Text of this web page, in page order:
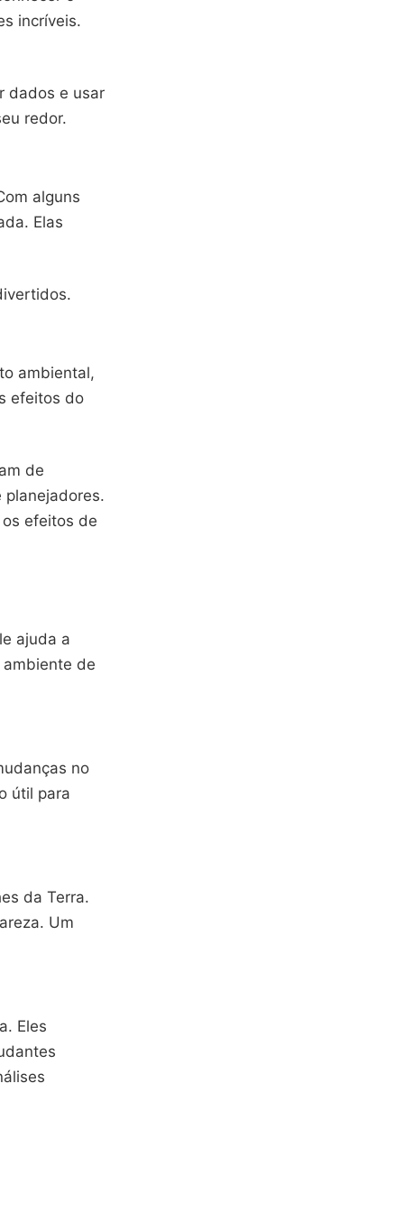
incríveis.
dados e usar
redor.
alguns
Elas
ambiental,
efeitos do
de
planejadores.
efeitos de
ajuda a
de
no
útil para
da Terra.
Um
Eles